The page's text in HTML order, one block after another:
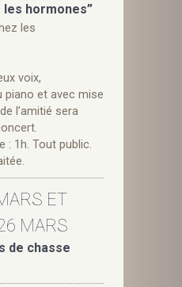
les hormones”
les
voix,
piano et avec mise
l’amitié sera
: 1h. Tout public.
ET
MARS
de chasse